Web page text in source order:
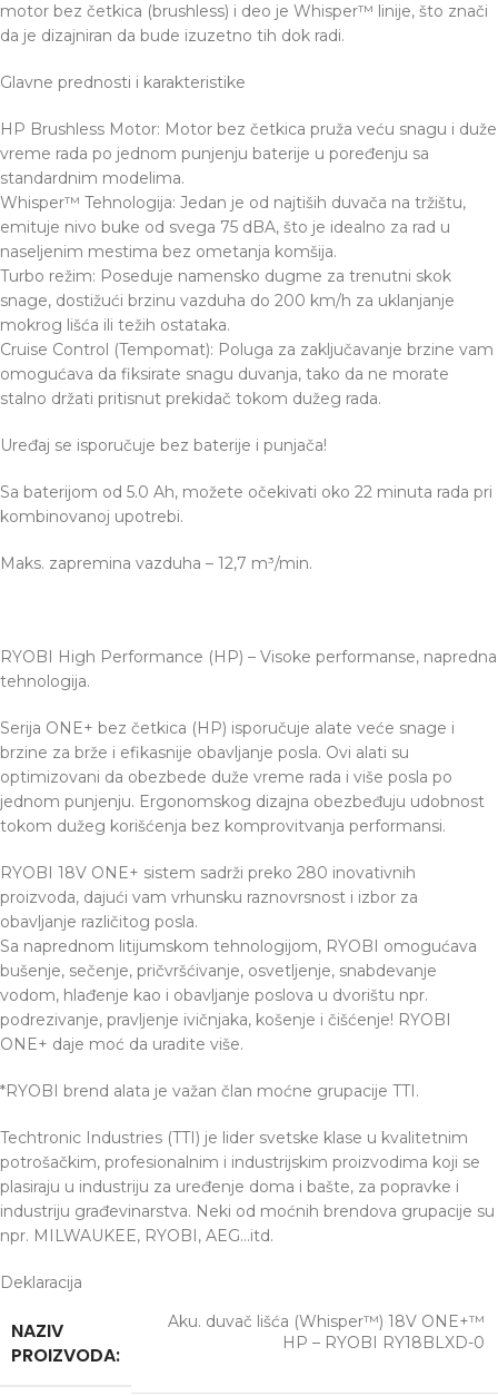
motor bez četkica (brushless) i deo je Whisper™ linije, što znači
da je dizajniran da bude izuzetno tih dok radi.
Glavne prednosti i karakteristike
HP Brushless Motor: Motor bez četkica pruža veću snagu i duže
vreme rada po jednom punjenju baterije u poređenju sa
standardnim modelima.
Whisper™ Tehnologija: Jedan je od najtiših duvača na tržištu,
emituje nivo buke od svega 75 dBA, što je idealno za rad u
naseljenim mestima bez ometanja komšija.
Turbo režim: Poseduje namensko dugme za trenutni skok
snage, dostižući brzinu vazduha do 200 km/h za uklanjanje
mokrog lišća ili težih ostataka.
Cruise Control (Tempomat): Poluga za zaključavanje brzine vam
omogućava da fiksirate snagu duvanja, tako da ne morate
stalno držati pritisnut prekidač tokom dužeg rada.
Uređaj se isporučuje bez baterije i punjača!
Sa baterijom od 5.0 Ah, možete očekivati oko 22 minuta rada pri
kombinovanoj upotrebi.
Maks. zapremina vazduha – 12,7 m³/min.
RYOBI High Performance (HP) – Visoke performanse, napredna
tehnologija.
Serija ONE+ bez četkica (HP) isporučuje alate veće snage i
brzine za brže i efikasnije obavljanje posla. Ovi alati su
optimizovani da obezbede duže vreme rada i više posla po
jednom punjenju. Ergonomskog dizajna obezbeđuju udobnost
tokom dužeg korišćenja bez komprovitvanja performansi.
RYOBI 18V ONE+ sistem sadrži preko 280 inovativnih
proizvoda, dajući vam vrhunsku raznovrsnost i izbor za
obavljanje različitog posla.
Sa naprednom litijumskom tehnologijom, RYOBI omogućava
bušenje, sečenje, pričvršćivanje, osvetljenje, snabdevanje
vodom, hlađenje kao i obavljanje poslova u dvorištu npr.
podrezivanje, pravljenje ivičnjaka, košenje i čišćenje! RYOBI
ONE+ daje moć da uradite više.
*RYOBI brend alata je važan član moćne grupacije TTI.
Techtronic Industries (TTI) je lider svetske klase u kvalitetnim
potrošačkim, profesionalnim i industrijskim proizvodima koji se
plasiraju u industriju za uređenje doma i bašte, za popravke i
industriju građevinarstva. Neki od moćnih brendova grupacije su
npr. MILWAUKEE, RYOBI, AEG…itd.
Deklaracija
NAZIV
PROIZVODA:
Aku. duvač lišća (Whisper™) 18V ONE+™
HP – RYOBI RY18BLXD-0